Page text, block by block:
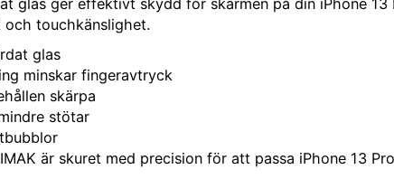
glas ger effektivt skydd för skärmen på din iPhone
och touchkänslighet.
glas
minskar fingeravtryck
skärpa
stötar
är skuret med precision för att passa iPhone 13